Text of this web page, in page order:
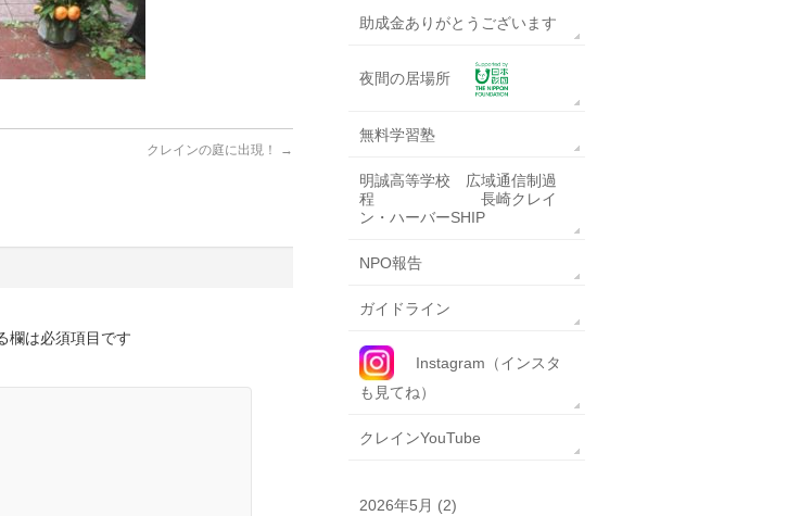
クレインの庭に出現！ →
欄は必須項目です
助成金ありがとうございます
夜間の居場所
無料学習塾
明誠高等学校 広域通信制過
程 長崎クレイ
ン・ハーバーSHIP
NPO報告
ガイドライン
Instagram（インスタ
も見てね）
クレインYouTube
2026年5月 (2)